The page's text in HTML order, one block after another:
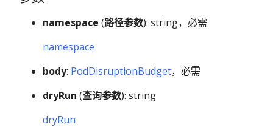
namespace (路径参数): string，必需
namespace
body: PodDisruptionBudget，必需
dryRun (查询参数): string
dryRun